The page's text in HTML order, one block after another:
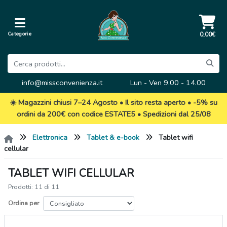
Categorie 0,00€
info@missconvenienza.it
Lun - Ven 9.00 - 14.00
☀️ Magazzini chiusi 7–24 Agosto • Il sito resta aperto • -5% su
ordini da 200€ con codice ESTATE5 • Spedizioni dal 25/08
Elettronica Tablet & e-book
Tablet wifi
cellular
TABLET WIFI CELLULAR
Prodotti: 11 di 11
Ordina per